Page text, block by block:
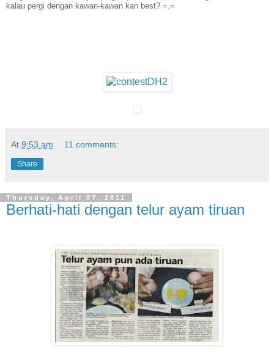
kalau pergi dengan kawan-kawan kan best? =.=
At 9:53 am 11 comments:
Share
Thursday, April 07, 2011
Berhati-hati dengan telur ayam tiruan